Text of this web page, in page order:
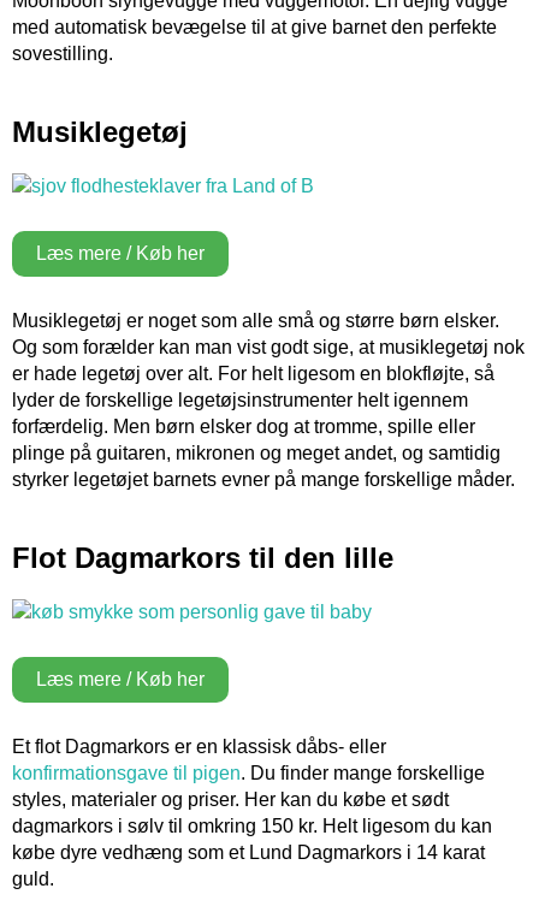
med automatisk bevægelse til at give barnet den perfekte
sovestilling.
Musiklegetøj
Læs mere / Køb her
Musiklegetøj er noget som alle små og større børn elsker.
Og som forælder kan man vist godt sige, at musiklegetøj nok
er hade legetøj over alt. For helt ligesom en blokfløjte, så
lyder de forskellige legetøjsinstrumenter helt igennem
forfærdelig. Men børn elsker dog at tromme, spille eller
plinge på guitaren, mikronen og meget andet, og samtidig
styrker legetøjet barnets evner på mange forskellige måder.
Flot Dagmarkors til den lille
Læs mere / Køb her
Et flot Dagmarkors er en klassisk dåbs- eller
konfirmationsgave til pigen. Du finder mange forskellige
styles, materialer og priser. Her kan du købe et sødt
dagmarkors i sølv til omkring 150 kr. Helt ligesom du kan
købe dyre vedhæng som et Lund Dagmarkors i 14 karat
guld.